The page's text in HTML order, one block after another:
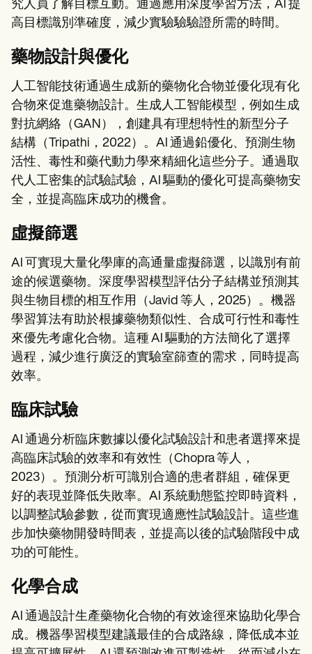
究人員了解目標互動。通過應用深度學習方法，AI 提
高目標識別準確度，減少實驗驗驗證所需的時間。
藥物設計與優化
人工智能技術通過生成新的藥物化合物並優化現有化
合物來促進藥物設計。生成人工智能模型，例如生成
對抗網絡（GAN），創建具有理想特性的新型分子
結構（Tripathi，2022）。AI 通過鉛優化、預測生物
活性、毒性和藥代動力學來精細化這些分子。通過取
代人工密集的試驗試驗，AI 驅動的優化可提高藥物安
全，並提高臨床成功的機會。
虛擬篩選
AI 可實現大量化學庫的高通量虛擬篩選，以識別有前
途的候選藥物。深度學習模型評估分子結構並預測其
與生物目標的相互作用（Javid 等人，2025）。機器
學習算法有助於根據藥物類似性、合成可行性和毒性
來優先考慮化合物。這種 AI 驅動的方法簡化了選擇
過程，減少進行廣泛的實驗室篩查的需求，同時提高
效率。
臨床試驗
AI 通過分析臨床數據以優化試驗設計和患者選擇來提
高臨床試驗的效率和有效性（Chopra 等人，
2023）。預測分析可識別合適的患者群組，確保更
好的表現並降低失敗率。AI 系統動態監控即時資料，
以調整試驗參數，從而實現適應性試驗設計。這些進
步加快藥物開發時間表，並提高以後的試驗階段中成
功的可能性。
化學合成
AI 通過設計生產藥物化合物的有效途徑來協助化學合
成。機器學習模型建議最佳的合成路線，降低成本並